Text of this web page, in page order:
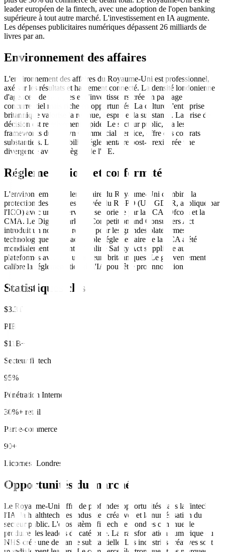
leader européen de la fintech, avec une adoption de l'open banking
supérieure à tout autre marché. L'investissement en IA augmente.
Les dépenses publicitaires numériques dépassent 26 milliards de
livres par an.
Environnement des affaires
L'environnement des affaires du Royaume-Uni est professionnel,
axé sur les résultats et hautement connecté. La densité londonienne
d'agences, de marques et d'investisseurs crée un paysage
concurrentiel mais riche en opportunités. La culture d'entreprise
britannique valorise la retenue, l'esprit et la substance. La prise de
décision est relativement rapide. Le secteur public, via les
frameworks du Crown Commercial Service, offre des contrats
substantiels. La flexibilité réglementaire post-Brexit crée une
divergence avec les règles de l'UE.
Réglementations et conformité
L'environnement réglementaire du Royaume-Uni combine la
protection des données dérivée du RGPD (UK GDPR, appliqué par
l'ICO) avec une supervision sectorielle par la FCA, Ofcom et la
CMA. Le Digital Markets, Competition and Consumers Act
introduit un nouveau régime pour les grandes plateformes
technologiques. Le bac à sable réglementaire de la FCA a été
mondialement influent. L'Online Safety Act s'applique aux
plateformes avec des utilisateurs britanniques. Le gouvernement
calibre la réglementation de l'IA pour être pro-innovation.
Statistiques clés
$3.3T
PIB
$11B+
Secteur fintech
95%
Pénétration Internet
30%+ retail
Part e-commerce
90+
Licornes (Londres)
Opportunités du marché
Le Royaume-Uni offre de profondes opportunités dans la fintech,
l'IA, la healthtech, les industries créatives et la numérisation du
secteur public. L'écosystème fintech de Londres continue de
produire des leaders de catégorie. La transformation numérique du
NHS crée une demande substantielle. Les industries créatives sont